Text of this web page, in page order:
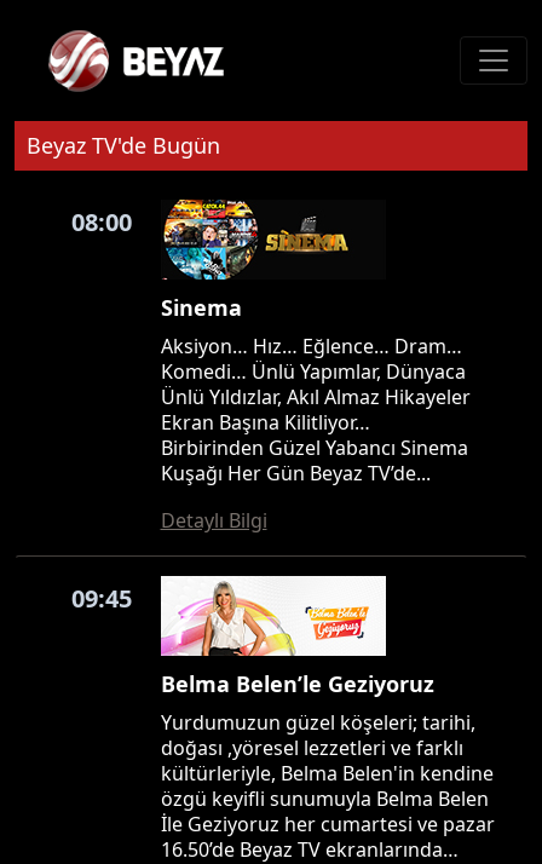
Beyaz TV'de Bugün
08:00
Sinema
Aksiyon… Hız… Eğlence… Dram…
Komedi… Ünlü Yapımlar, Dünyaca
Ünlü Yıldızlar, Akıl Almaz Hikayeler
Ekran Başına Kilitliyor…
Birbirinden Güzel Yabancı Sinema
Kuşağı Her Gün Beyaz TV’de...
Detaylı Bilgi
09:45
Belma Belen’le Geziyoruz
Yurdumuzun güzel köşeleri; tarihi,
doğası ,yöresel lezzetleri ve farklı
kültürleriyle, Belma Belen'in kendine
özgü keyifli sunumuyla Belma Belen
İle Geziyoruz her cumartesi ve pazar
16.50’de Beyaz TV ekranlarında…